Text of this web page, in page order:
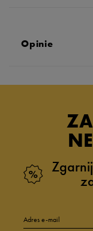
Opinie
Adres e-mail